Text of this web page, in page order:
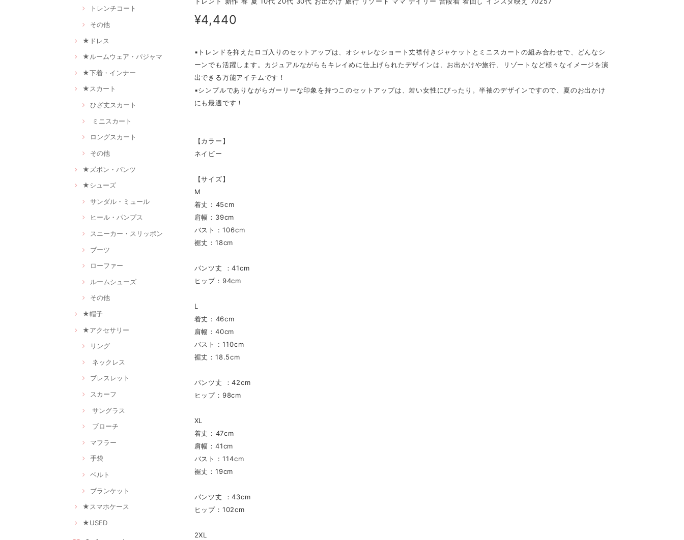
トレンチコート
その他
★ドレス
★ルームウェア・パジャマ
★下着・インナー
★スカート
ひざ丈スカート
ミニスカート
ロングスカート
その他
★ズボン・パンツ
★シューズ
サンダル・ミュール
ヒール・パンプス
スニーカー・スリッポン
ブーツ
ローファー
ルームシューズ
その他
★帽子
★アクセサリー
リング
ネックレス
ブレスレット
スカーフ
サングラス
ブローチ
マフラー
手袋
ベルト
ブランケット
★スマホケース
★USED
¥4,440
▪トレンドを抑えたロゴ入りのセットアップは、オシャレなショート丈襟付きジャケットとミニスカートの組み合わせで、どんなシ
ーンでも活躍します。カジュアルながらもキレイめに仕上げられたデザインは、お出かけや旅行、リゾートなど様々なイメージを演
出できる万能アイテムです！
▪シンプルでありながらガーリーな印象を持つこのセットアップは、若い女性にぴったり。半袖のデザインですので、夏のお出かけ
にも最適です！
【カラー】
ネイビー
【サイズ】
M
着丈 : 45cm
肩幅：39cm
バスト : 106cm
裾丈：18cm
パンツ丈 ：41cm
ヒップ：94cm
L
着丈 : 46cm
肩幅：40cm
バスト : 110cm
裾丈：18.5cm
パンツ丈 ：42cm
ヒップ：98cm
XL
着丈 : 47cm
肩幅：41cm
バスト : 114cm
裾丈：19cm
パンツ丈 ：43cm
ヒップ：102cm
2XL